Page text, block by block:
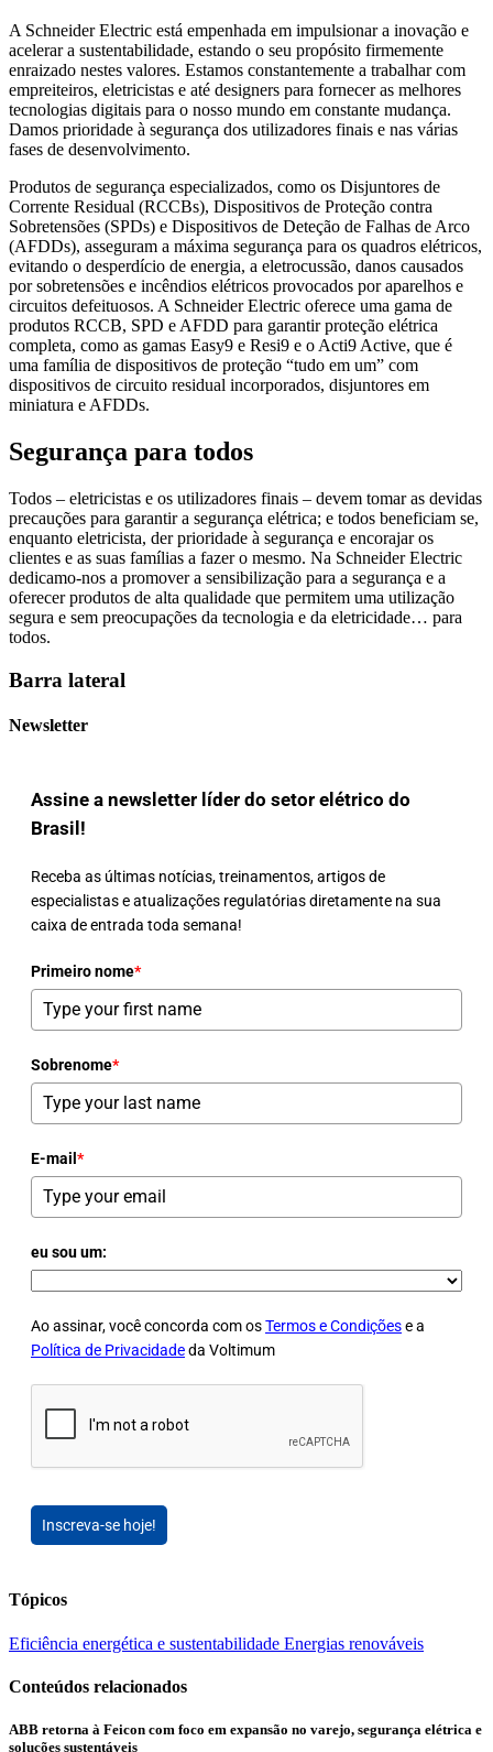
A Schneider Electric está empenhada em impulsionar a inovação e
acelerar a sustentabilidade, estando o seu propósito firmemente
enraizado nestes valores. Estamos constantemente a trabalhar com
empreiteiros, eletricistas e até designers para fornecer as melhores
tecnologias digitais para o nosso mundo em constante mudança.
Damos prioridade à segurança dos utilizadores finais e nas várias
fases de desenvolvimento.
Produtos de segurança especializados, como os Disjuntores de
Corrente Residual (RCCBs), Dispositivos de Proteção contra
Sobretensões (SPDs) e Dispositivos de Deteção de Falhas de Arco
(AFDDs), asseguram a máxima segurança para os quadros elétricos,
evitando o desperdício de energia, a eletrocussão, danos causados
por sobretensões e incêndios elétricos provocados por aparelhos e
circuitos defeituosos. A Schneider Electric oferece uma gama de
produtos RCCB, SPD e AFDD para garantir proteção elétrica
completa, como as gamas Easy9 e Resi9 e o Acti9 Active, que é
uma família de dispositivos de proteção “tudo em um” com
dispositivos de circuito residual incorporados, disjuntores em
miniatura e AFDDs.
Segurança para todos
Todos – eletricistas e os utilizadores finais – devem tomar as devidas
precauções para garantir a segurança elétrica; e todos beneficiam se,
enquanto eletricista, der prioridade à segurança e encorajar os
clientes e as suas famílias a fazer o mesmo. Na Schneider Electric
dedicamo-nos a promover a sensibilização para a segurança e a
oferecer produtos de alta qualidade que permitem uma utilização
segura e sem preocupações da tecnologia e da eletricidade… para
todos.
Barra lateral
Newsletter
Assine a newsletter líder do setor elétrico do
Brasil!
Receba as últimas notícias, treinamentos, artigos de
especialistas e atualizações regulatórias diretamente na sua
caixa de entrada toda semana!
Primeiro nome*
Sobrenome*
E-mail *
eu sou um:
Ao assinar, você concorda com osTermos e Condiçõese a
Política de Privacidadeda Voltimum
Inscreva-se hoje!
Tópicos
Eficiência energética e sustentabilidade Energias renováveis
Conteúdos relacionados
ABB retorna à Feicon com foco em expansão no varejo, segurança elétrica e
soluções sustentáveis